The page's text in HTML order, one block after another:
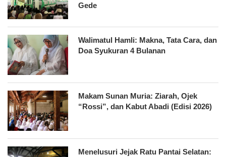
Gede
Walimatul Hamli: Makna, Tata Cara, dan
Doa Syukuran 4 Bulanan
Makam Sunan Muria: Ziarah, Ojek
“Rossi”, dan Kabut Abadi (Edisi 2026)
Menelusuri Jejak Ratu Pantai Selatan: